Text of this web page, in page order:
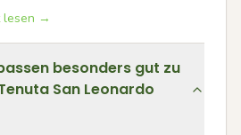
lesen →
besonders gut zu
San Leonardo